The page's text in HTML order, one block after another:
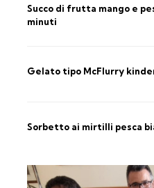
Succo di frutta mango e
minuti
Gelato tipo McFlurry
Sorbetto ai mirtilli pesca